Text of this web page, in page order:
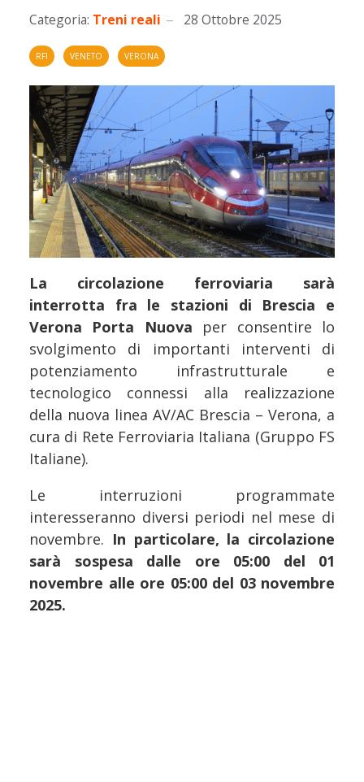
Categoria: Treni reali 28 Ottobre 2025
RFI VENETO VERONA
La circolazione ferroviaria sarà
interrotta fra le stazioni di Brescia e
Verona Porta Nuova per consentire lo
svolgimento di importanti interventi di
potenziamento infrastrutturale e
tecnologico connessi alla realizzazione
della nuova linea AV/AC Brescia – Verona, a
cura di Rete Ferroviaria Italiana (Gruppo FS
Italiane).
Le interruzioni programmate
interesseranno diversi periodi nel mese di
novembre. In particolare, la circolazione
sarà sospesa dalle ore 05:00 del 01
novembre alle ore 05:00 del 03 novembre
2025.